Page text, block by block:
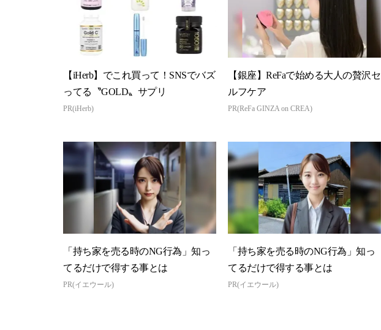
【iHerb】でこれ買って！SNSでバズ
ってる〝GOLD〟サプリ
PR(iHerb)
【銀座】ReFaで始める大人の贅沢セ
ルフケア
PR(ReFa GINZA on CREA)
「持ち家を売る時のNG行為」知っ
てるだけで得する事とは
PR(イエウール)
「持ち家を売る時のNG行為」知っ
てるだけで得する事とは
PR(イエウール)